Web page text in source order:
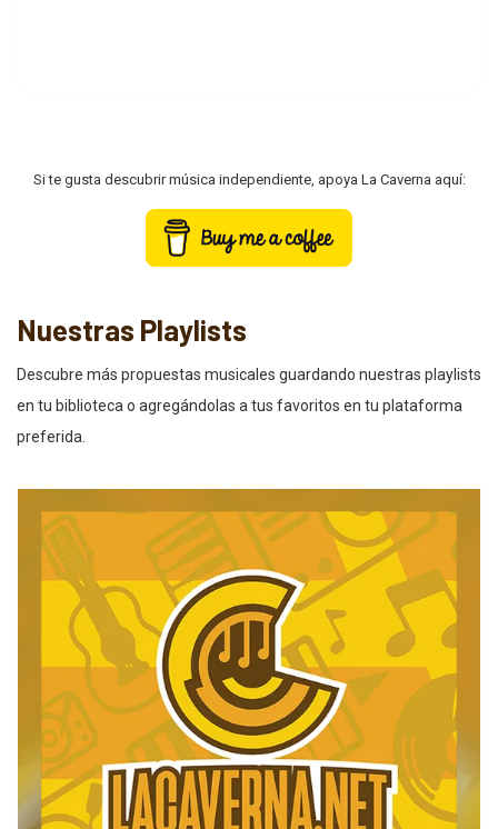
Si te gusta descubrir música independiente, apoya La Caverna aquí:
Nuestras Playlists
Descubre más propuestas musicales guardando nuestras playlists
en tu biblioteca o agregándolas a tus favoritos en tu plataforma
preferida.